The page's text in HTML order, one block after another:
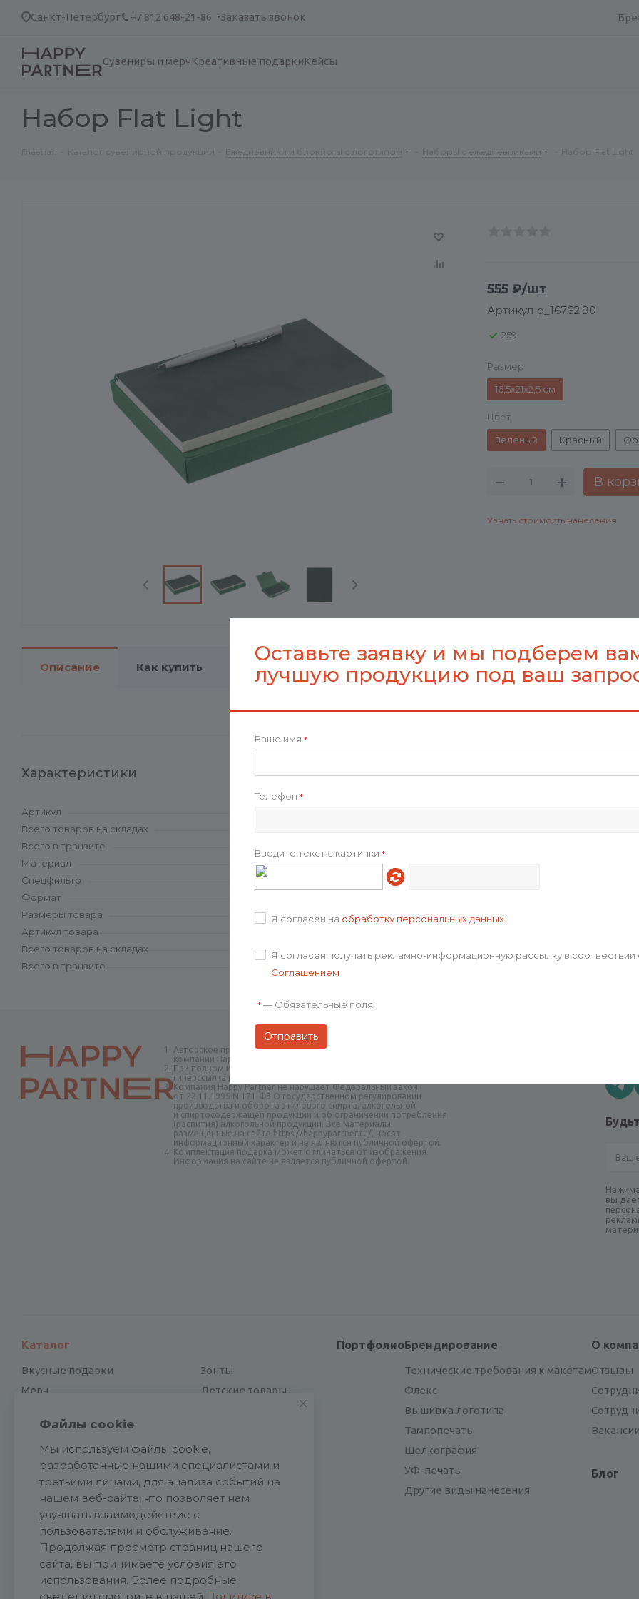
Санкт-Петербург +7 812 648-21-86 Заказать звонок
Сувениры и мерчКреативные подаркиКейсы
Набор Flat Light
555 ₽/шт
Артикул p_16762.90
259
Размер
16,5х21х2,5 см
Цвет
Зеленый
Красный
В
Узнать стоимость нанесения
Описание Как купить Отзывы Задать вопрос
Характеристики
Артикул
Всего товаров на складах
Всего в транзите
Материал
Спецфильтр
Формат
Размеры товара
Артикул товара
Всего товаров на складах
Всего в транзите
Авторское право на творческие наборы и дизайн принадлежат
компании Happy Partner.
При полном или частичном копировании материалов сайта
гиперссылка на сайт happypartner.ru обязательна
Компания Happy Partner не нарушает Федеральный закон
от 22.11.1995 N 171-ФЗ О государственном регулировании
производства и оборота этилового спирта, алкогольной
и спиртосодержащей продукции и об ограничении потребления
(распития) алкогольной продукции. Все материалы,
размещённые на сайте https://happypartner.ru/, носят
информационный характер и не являются публичной офертой.
Комплектация подарка может отличаться от изображения.
Информация на сайте не является публичной офертой.
вы
Каталог
Вкусные подарки
Мерч
Отдых и туризм
Для дома и офиса
Сувенирные наборы
Подарки к праздникам
Спортивные товары
Ручки и карандаши
Промо
Ежедневники и блокноты
Зонты
Детские товары
Награды
Аксессуары
Галстуки
Патчи
Ремувки
ПортфолиоБрендирование
Технические требования к макетам
Флекс
Вышивка логотипа
Тампопечать
Шелкография
УФ-печать
Другие виды нанесения
О
Отзывы
Вакансии
Блог
Оставьте заявку и мы подберем
лучшую продукцию под ваш
Ваше имя *
Телефон *
Введите текст с картинки *
Я согласен на обработку персональных данных
Я согласен получать рекламно-информационную рассылку в соотвествии
Соглашением
* — Обязательные поля
Файлы cookie
Мы используем файлы cookie,
разработанные нашими специалистами и
третьими лицами, для анализа событий на
нашем веб-сайте, что позволяет нам
улучшать взаимодействие с
пользователями и обслуживание.
Продолжая просмотр страниц нашего
сайта, вы принимаете условия его
использования. Более подробные